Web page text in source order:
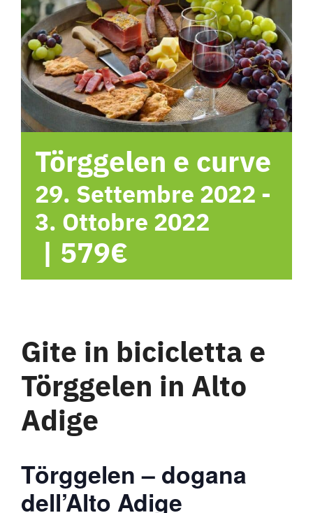
Hotel
Contattami
Törggelen e curve
29. Settembre 2022 -
3. Ottobre 2022
| 579€
Gite in bicicletta e
Törggelen in Alto
Adige
Törggelen – dogana
dell’Alto Adige